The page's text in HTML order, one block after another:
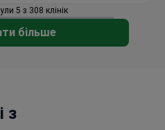
5 з 308 клінік
більше
з